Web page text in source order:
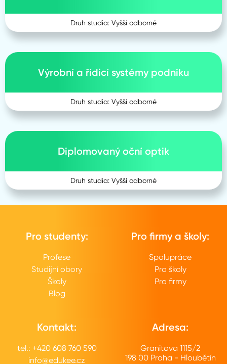
Druh studia: Vyšší odborné
Výrobní a řídicí systémy podniku
Druh studia: Vyšší odborné
Diplomovaný oční optik
Druh studia: Vyšší odborné
Pro studenty:
Profese
Studijní obory
Školy
Blog
Pro firmy a školy:
Spolupráce
Pro školy
Pro firmy
Kontakt:
tel.: +420 608 760 590
info@edukee.cz
Adresa:
Granitova 1115/2
198 00 Praha - Hloubětín